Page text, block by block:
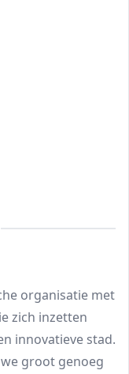
organisatie met
zich inzetten
innovatieve stad.
groot genoeg